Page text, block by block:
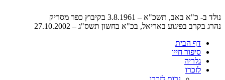
נולד ב- כ"א באב, תשכ"א – 3.8.1961 בקיבוץ כפר מסריק
נהרג בקרב בפיגוע באריאל, בכ"א בחשון תשס"ג – 27.10.2002
דף הבית
סיפור חייו
גלריה
לזכרו